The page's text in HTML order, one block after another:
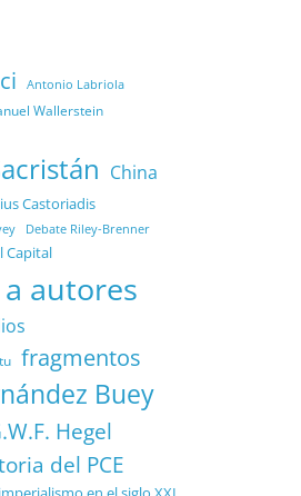
Antonio Labriola
Wallerstein
China
Castoriadis
Debate Riley-Brenner
Capital
autores
fragmentos
Buey
Hegel
del PCE